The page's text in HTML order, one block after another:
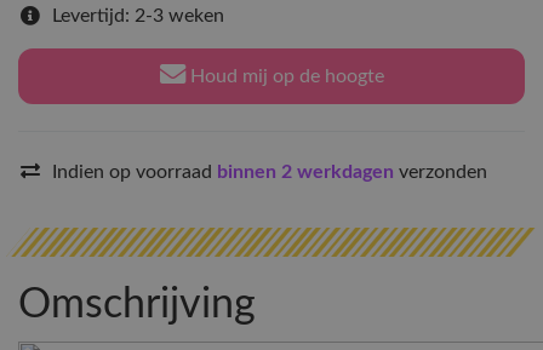
Levertijd: 2-3 weken
Houd mij op de hoogte
Indien op voorraad binnen 2 werkdagen verzonden
Omschrijving